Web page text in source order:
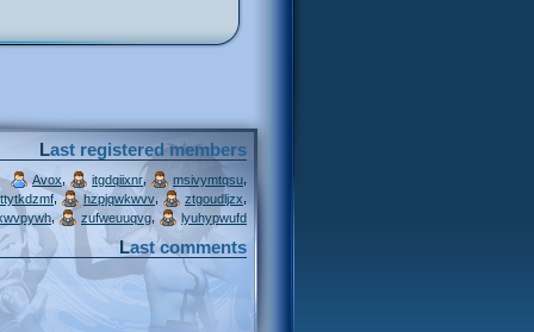
Last registered members
Avox itgdqiixnr, msivymtqsu
, hzpjqwkwvv ztgoudljzx
, zufweuuqvg lyuhypwufd
Last comments